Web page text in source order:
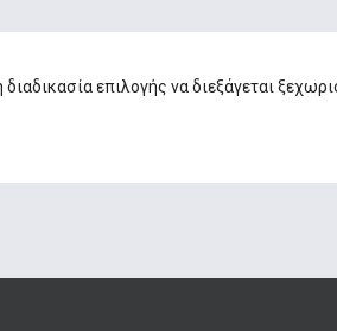
επιλογής να διεξάγεται